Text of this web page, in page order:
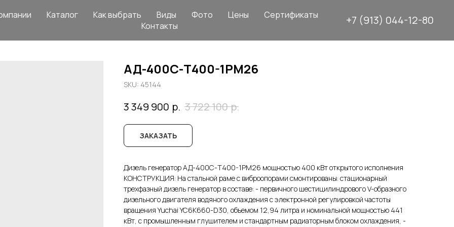
Каталог Как выбрать Виды Фото Цены
Сертификаты
Контакты
+7 (913) 044-12-80
АД-400С-Т400-1РМ26
SKU: 45144
3 349 900 р. 3 722 100 р.
ЗАКАЗАТЬ
Дизель генератор АД-400С-Т400-1РМ26 мощностью 400 кВт открытого исполнения
КОНСТРУКЦИЯ: На стальной раме с виброопорами смонтированы: стационарный
трехфазный дизель генератор в составе: - первичного шестицилиндрового V-образного
дизельного двигателя водяного охлаждения с электронной регулировкой частоты
вращения Yuchai YC6K660-D30, объемом 12,94 литра и номинальной мощностью 441
кВт, с промышленным глушителем и стандартным радиаторным блоком охлаждения, -